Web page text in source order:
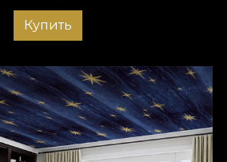
Купить